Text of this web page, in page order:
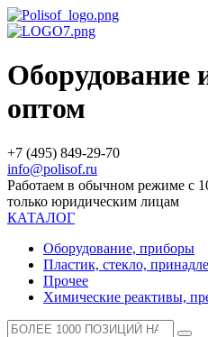
Оборудование
оптом
+7 (495) 849-29-70
info@polisof.ru
Работаем в обычном режиме с
только юридическим лицам
КАТАЛОГ
Оборудование, приборы
Пластик, стекло,
Прочее
Химические реактивы,